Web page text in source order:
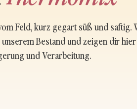
Feld, kurz gegart süß und saftig.
unserem Bestand und zeigen dir
und Verarbeitung.